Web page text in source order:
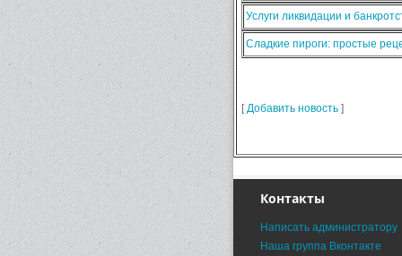
Услуги ликвидации и
Сладкие пироги: простые
[Добавить новость ]
Контакты
Написать администратору
Наша группа Вконтакте